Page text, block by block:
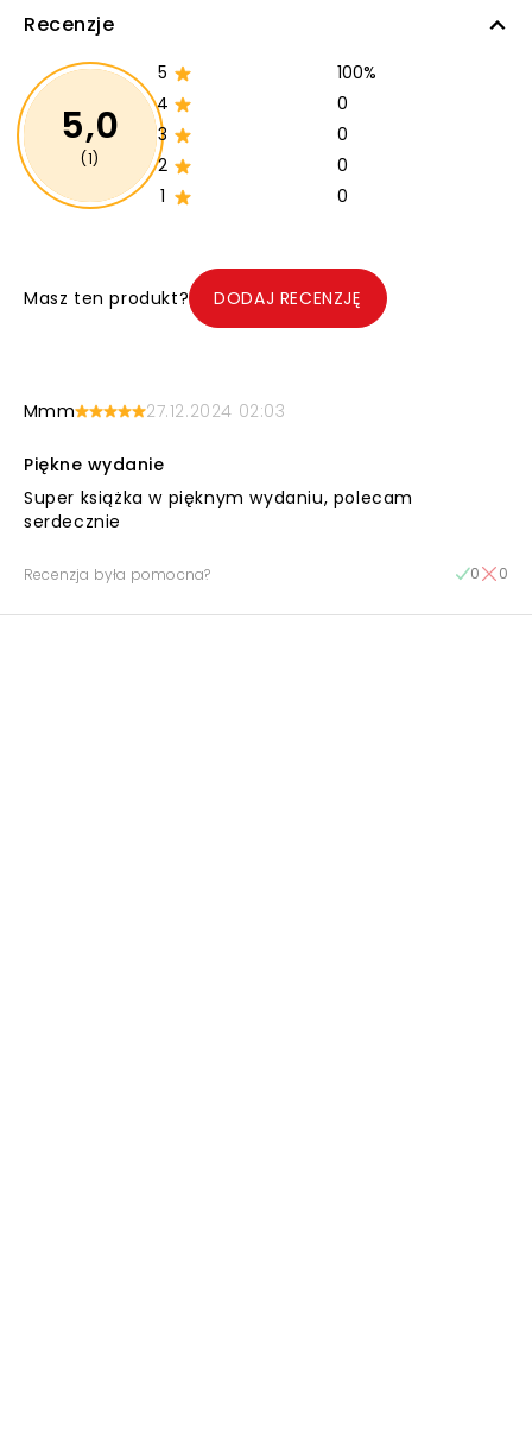
Recenzje
5,0
(1)
5
100%
4
0
3
0
2
0
1
0
Masz ten produkt? DODAJ RECENZJĘ
Mmm 27.12.2024 02:03
Piękne wydanie
Super książka w pięknym wydaniu, polecam
serdecznie
Recenzja była pomocna? 0 0